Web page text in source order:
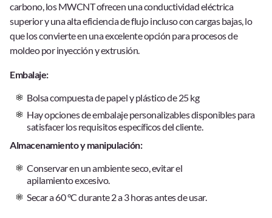
carbono, los MWCNT ofrecen una conductividad eléctrica
superior y una alta eficiencia de flujo incluso con cargas bajas, lo
que los convierte en una excelente opción para procesos de
moldeo por inyección y extrusión.
Embalaje:
Bolsa compuesta de papel y plástico de 25 kg
Hay opciones de embalaje personalizables disponibles para
satisfacer los requisitos específicos del cliente.
Almacenamiento y manipulación:
Conservar en un ambiente seco, evitar el
apilamiento excesivo.
Secar a 60 °C durante 2 a 3 horas antes de usar.